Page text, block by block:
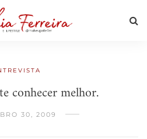
conhecer melhor.
30, 2009